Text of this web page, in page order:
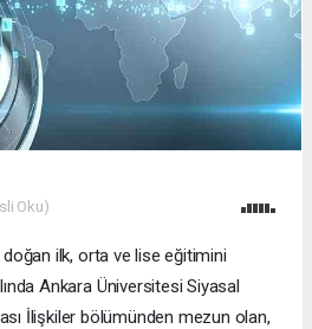
Oku)
doğan ilk, orta ve lise eğitimini
Ankara Üniversitesi Siyasal
İlişkiler bölümünden mezun olan,